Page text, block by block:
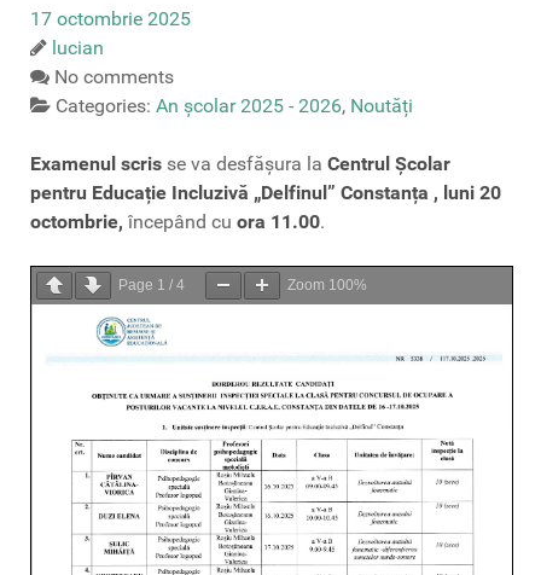
17 octombrie 2025
lucian
No comments
Categories: An școlar 2025 - 2026, Noutăți
Examenul scris se va desfășura la Centrul Școlar
pentru Educație Incluzivă „Delfinul” Constanța , luni 20
octombrie, începând cu ora 11.00.
Page 1 / 4 Zoom 100%